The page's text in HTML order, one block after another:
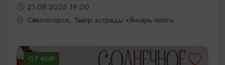
21.08.2026 19:00
Светлогорск, Театр эстрады «Янтарь-холл»
ОТ 60₽